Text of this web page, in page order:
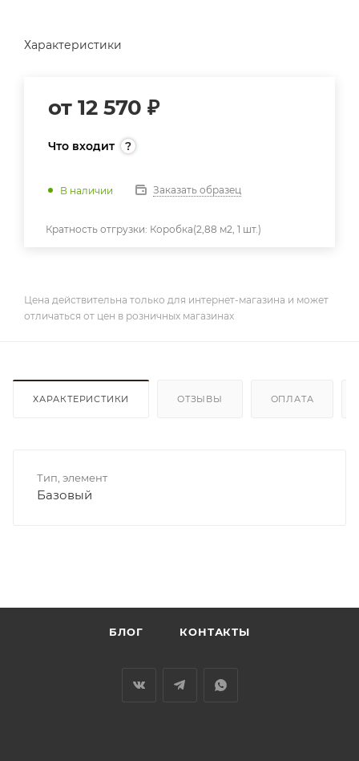
Характеристики
от 12 570 ₽
Что входит
В наличии Заказать образец
Кратность отгрузки: Коробка(2,88 м2, 1 шт.)
Цена действительна только для интернет-магазина и может
отличаться от цен в розничных магазинах
ХАРАКТЕРИСТИКИ ОТЗЫВЫ ОПЛАТА
Тип, элемент
Базовый
БЛОГ КОНТАКТЫ